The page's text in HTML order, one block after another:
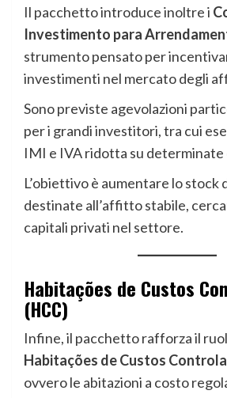
Il pacchetto introduce inoltre i
Investimento para
strumento pensato per
investimenti nel mercato degli
Sono previste agevolazioni
per i grandi investitori, tra cui
IMI e IVA ridotta su determinate
L’obiettivo è aumentare lo stock
destinate all’affitto stabile,
capitali privati nel settore.
Habitações de Custos
(HCC)
Infine, il pacchetto rafforza il
Habitações de Custos
ovvero le abitazioni a costo